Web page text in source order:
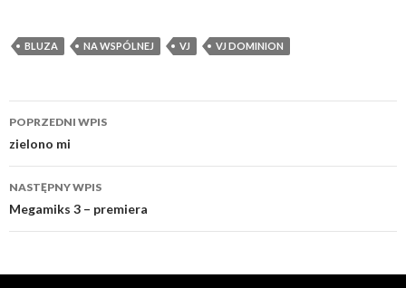
BLUZA NA WSPÓLNEJ VJ VJ DOMINION
Zobacz wpisy
POPRZEDNI WPIS
zielono mi
NASTĘPNY WPIS
Megamiks 3 – premiera